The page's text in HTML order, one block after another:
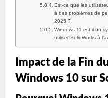
Est-ce que les
à des problèmes de
2025 ?
Windows 11 est-il un
utiliser SolidWorks à
Impact de la Fin
Windows 10 sur